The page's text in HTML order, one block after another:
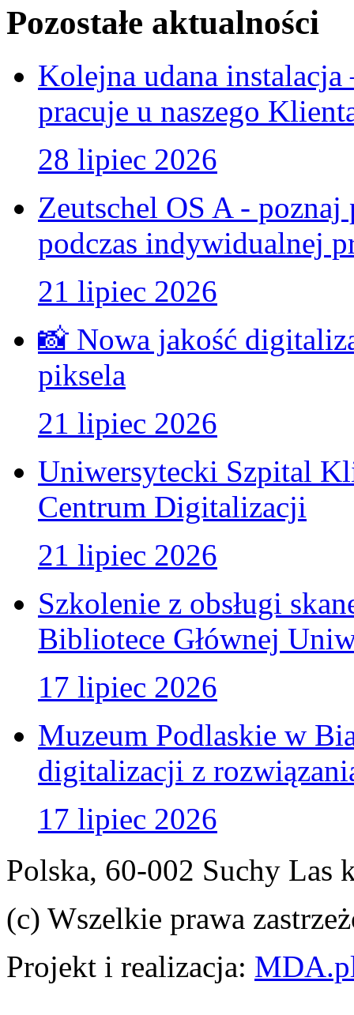
Pozostałe aktualności
Kolejna udana
pracuje u naszego
28 lipiec 2026
Zeutschel OS A -
podczas indywidualnej
21 lipiec 2026
📸 Nowa jakość
piksela
21 lipiec 2026
Uniwersytecki Szpital
Centrum Digitalizacji
21 lipiec 2026
Szkolenie z obsługi
Bibliotece Głównej
17 lipiec 2026
Muzeum Podlaskie w
digitalizacji z
17 lipiec 2026
Polska, 60-002 Suchy Las
(c) Wszelkie prawa
Projekt i realizacja: